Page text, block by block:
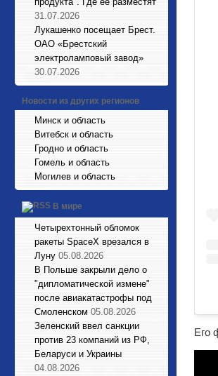
31.07.2026
Лукашенко посещает Брест.
ОАО «Брестский
электроламповый завод»
30.07.2026
Новости из других регионов
Минск и область
Витебск и область
Гродно и область
Гомель и область
Могилев и область
В мире
Четырехтонный обломок
ракеты SpaceX врезался в
Луну 05.08.2026
В Польше закрыли дело о
"дипломатической измене"
после авиакатастрофы под
Смоленском 05.08.2026
Зеленский ввел санкции
против 23 компаний из РФ,
Беларуси и Украины
04.08.2026
Его